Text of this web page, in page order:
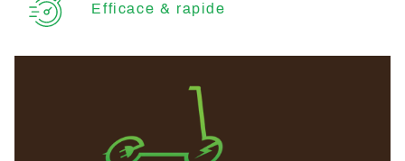
Efficace & rapide